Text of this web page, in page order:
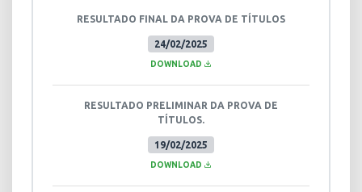
24/02/2025
RESULTADO FINAL DA PROVA DE TÍTULOS
DOWNLOAD
19/02/2025
RESULTADO PRELIMINAR DA PROVA DE
TÍTULOS.
DOWNLOAD